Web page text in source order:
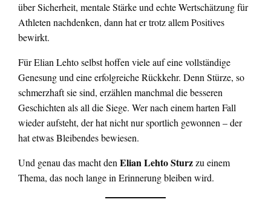
über Sicherheit, mentale Stärke und echte Wertschätzung für
Athleten nachdenken, dann hat er trotz allem Positives
bewirkt.
Für Elian Lehto selbst hoffen viele auf eine vollständige
Genesung und eine erfolgreiche Rückkehr. Denn Stürze, so
schmerzhaft sie sind, erzählen manchmal die besseren
Geschichten als all die Siege. Wer nach einem harten Fall
wieder aufsteht, der hat nicht nur sportlich gewonnen – der
hat etwas Bleibendes bewiesen.
Und genau das macht denElian Lehto Sturzzu einem
Thema, das noch lange in Erinnerung bleiben wird.